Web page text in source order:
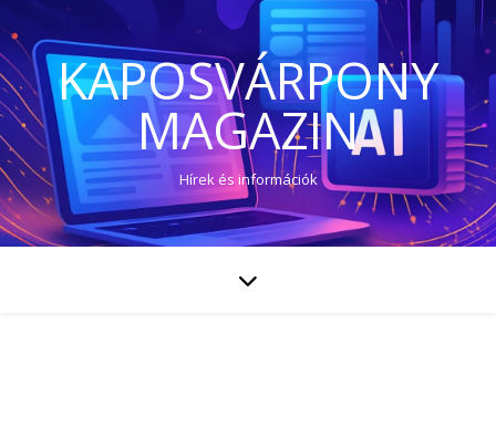
KAPOSVÁRPONY
MAGAZIN
Hírek és információk